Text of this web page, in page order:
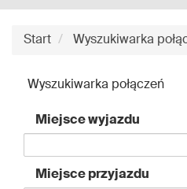
Start Wyszukiwarka
Wyszukiwarka połączeń
Miejsce wyjazdu
Miejsce przyjazdu